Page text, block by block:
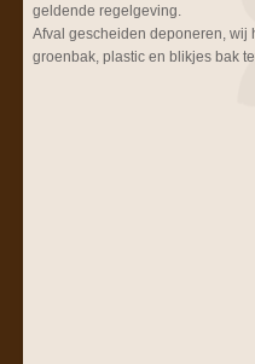
geldende regelgeving.
Afval gescheiden deponeren, wij
groenbak, plastic en blikjes bak